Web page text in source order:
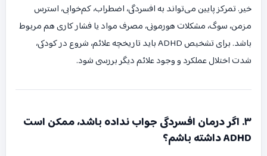
خیر. تمرکز پایین می‌تواند به افسردگی، اضطراب، کم‌خوابی، استرس
مزمن، سوگ، مشکلات هورمونی، مصرف مواد یا فشار کاری هم مربوط
باشد. برای تشخیص ADHD باید تاریخچه علائم، شروع در کودکی،
شدت اختلال عملکرد و وجود علائم دیگر بررسی شود.
۳. اگر درمان افسردگی جواب نداده باشد، ممکن است
ADHD داشته باشم؟